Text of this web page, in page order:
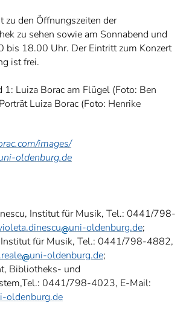
den Öffnungszeiten der
zu sehen sowie am Sonnabend und
bis 18.00 Uhr. Der Eintritt zum Konzert
ist frei.
Luiza Borac am Flügel (Foto: Ben
Luiza Borac (Foto: Henrike
images/
oldenburg.de
Institut für Musik, Tel.: 0441/798-
uni-oldenburg.de;
Institut für Musik, Tel.: 0441/798-4882,
uni-oldenburg.de;
Bibliotheks- und
0441/798-4023, E-Mail:
oldenburg.de